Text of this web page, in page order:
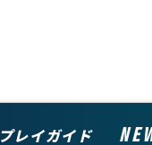
プレイガイド